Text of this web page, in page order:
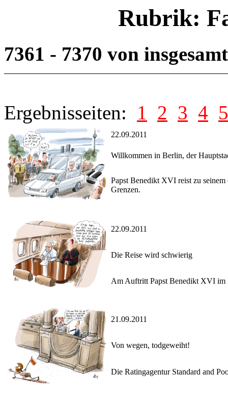
Rubrik:
7361 - 7370 von
Ergebnisseiten: 1 2 3 4 5
22.09.2011
Willkommen in Berlin, der
Papst Benedikt XVI reist zu seinem
Grenzen.
22.09.2011
Die Reise wird schwierig
Am Auftritt Papst Benedikt XVI im
21.09.2011
Von wegen, todgeweiht!
Die Ratingagentur Standard and